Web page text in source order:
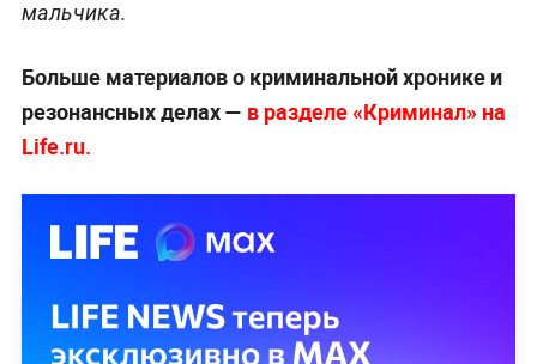
мальчика.
Больше материалов о криминальной хронике и
резонансных делах — в разделе «Криминал» на
Life.ru.